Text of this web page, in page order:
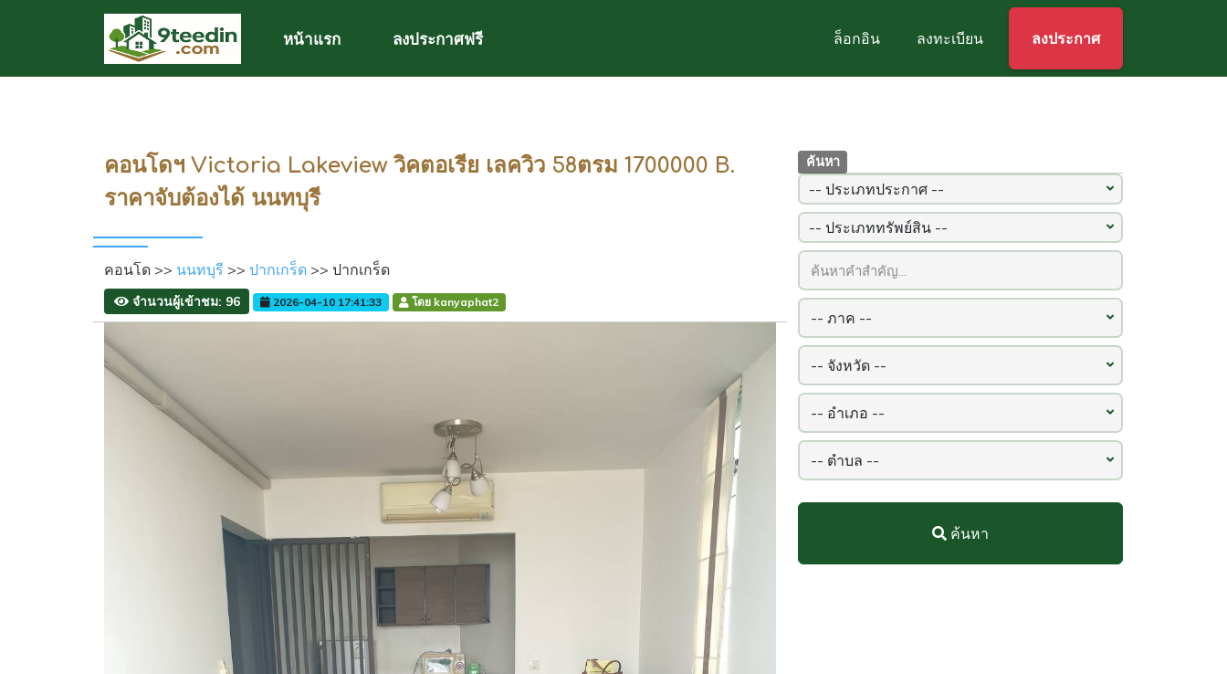
หน้าแรก ลงประกาศฟรี ล็อกอิน ลงทะเบียน ลงประกาศ
ค้นหา
ค้นหา
คอนโดฯ Victoria Lakeview วิคตอเรีย เลควิว 58ตรม 1700000 B.
ราคาจับต้องได้ นนทบุรี
คอนโด >> นนทบุรี >> ปากเกร็ด >> ปากเกร็ด
จำนวนผู้เข้าชม: 96 2026-04-10 17:41:33 โดย kanyaphat2